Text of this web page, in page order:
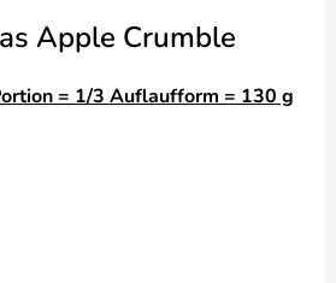
Apple Crumble
= 1/3 Auflaufform = 130 g